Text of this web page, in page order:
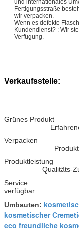
und internationales
Fertigungsstraße
wir verpacken.
Wenn es defekte
Kundendienst? : Wir
Verfügung.
Verkaufsstelle:
Grünes
Erfahrenes
Produkt-
Qualitäts-
Service
verfügbar Soem-
Umbauten:
kosmetischer
eco freundliche